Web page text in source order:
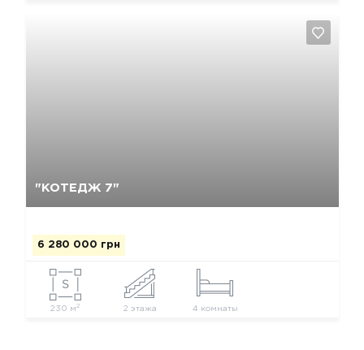
"КОТЕДЖ 7"
6 280 000 грн
230 м2 2 этажа 4 комнаты